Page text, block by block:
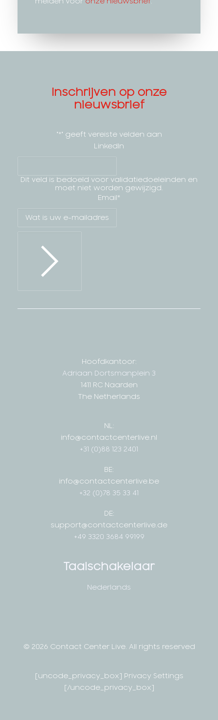
Inschrijven op onze
nieuwsbrief
"*" geeft vereiste velden aan
LinkedIn
Dit veld is bedoeld voor validatiedoeleinden en
moet niet worden gewijzigd.
Email*
Hoofdkantoor:
Adriaan Dortsmanplein 3
1411 RC Naarden
The Netherlands
NL:
info@contactcenterlive.nl
+31 (0)88 123 2401
BE:
info@contactcenterlive.be
+32 (0)78 35 33 41
DE:
support@contactcenterlive.de
+49 3320 3684 99199
Taalschakelaar
Nederlands
© 2026 Contact Center Live. All rights reserved
[uncode_privacy_box] Privacy Settings
[/uncode_privacy_box]